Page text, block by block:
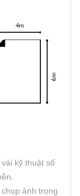
kỹ thuật số
ảnh trong